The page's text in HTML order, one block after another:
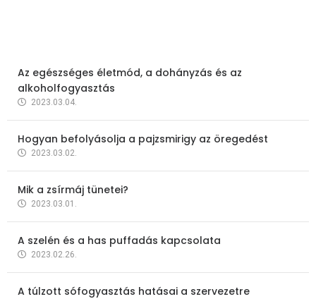
Az egészséges életmód, a dohányzás és az
alkoholfogyasztás
2023.03.04.
Hogyan befolyásolja a pajzsmirigy az öregedést
2023.03.02.
Mik a zsírmáj tünetei?
2023.03.01.
A szelén és a has puffadás kapcsolata
2023.02.26.
A túlzott sófogyasztás hatásai a szervezetre